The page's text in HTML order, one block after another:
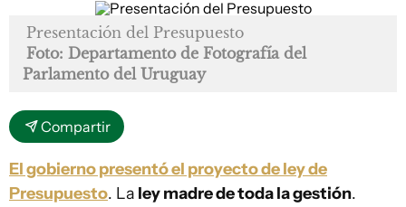
Presentación del Presupuesto
Foto: Departamento de Fotografía del
Parlamento del Uruguay
Compartir
El gobierno presentó el proyecto de ley de
Presupuesto. La ley madre de toda la gestión.